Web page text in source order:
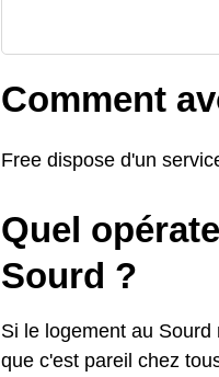
Comment
Free dispose d'un
Quel
Sourd ?
Si le logement au
que c'est pareil chez